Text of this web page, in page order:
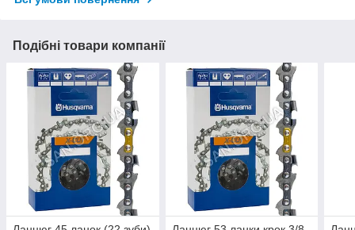
Подібні товари компанії